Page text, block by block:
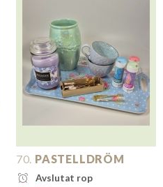
70. PASTELLDRÖM
Avslutat rop